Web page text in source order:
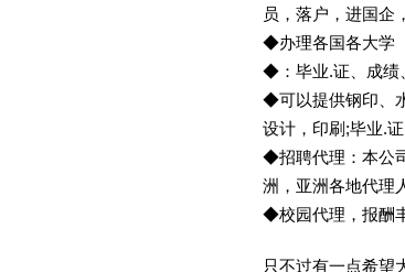
员，落户，进国
◆办理各国各大学
◆：毕业.证、成绩
◆可以提供钢印、
设计，印刷;毕业.
◆招聘代理：本公
洲，亚洲各地代理
◆校园代理，报酬
只不过有一点希望